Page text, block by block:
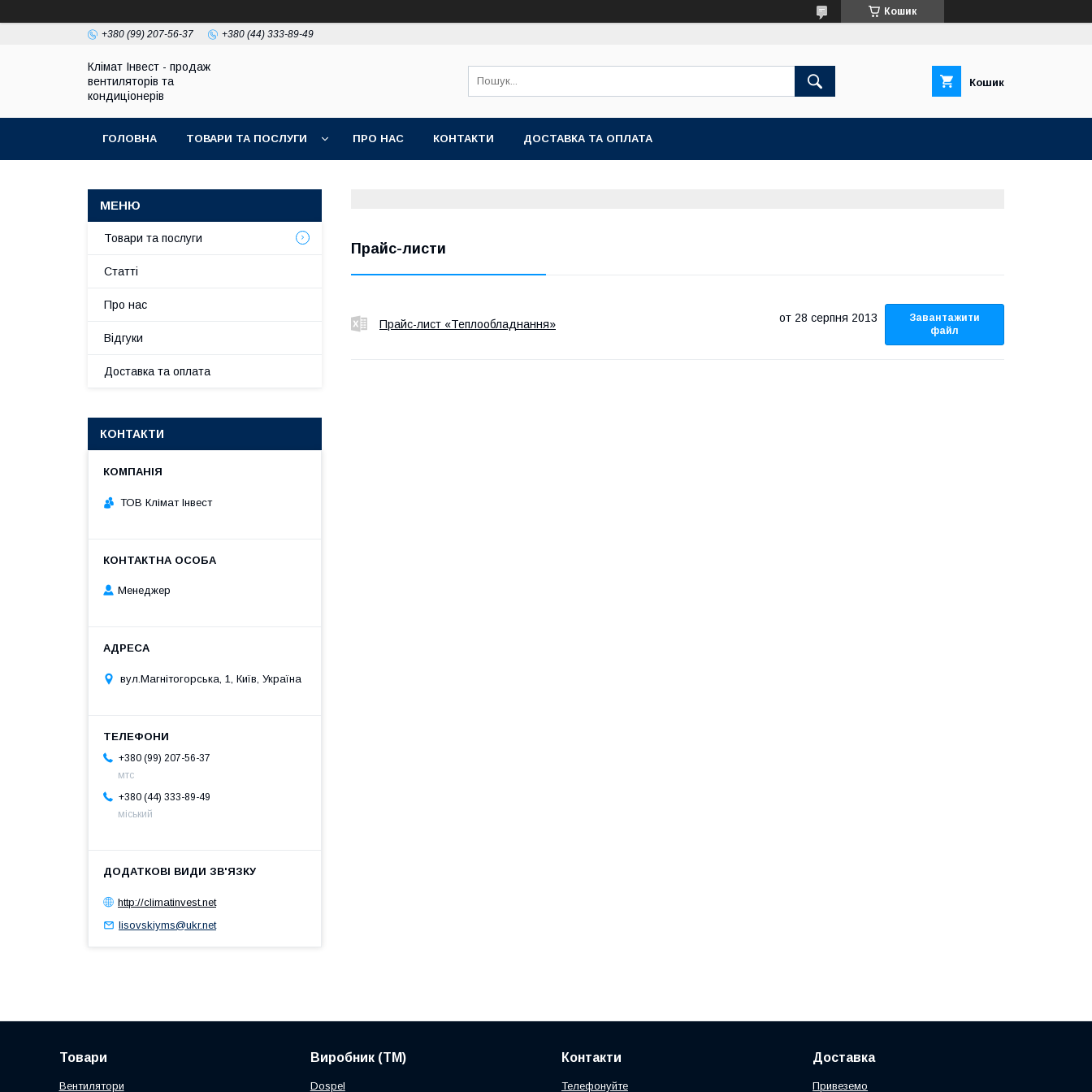
Кошик
+380 (99) 207-56-37 +380 (44) 333-89-49
Клімат Інвест - продаж
вентиляторів та
кондиціонерів
Кошик
ГОЛОВНА ТОВАРИ ТА ПОСЛУГИ ПРО НАС КОНТАКТИ ДОСТАВКА ТА ОПЛАТА
Прайс-листи
Прайс-лист «Теплообладнання» 28 серпня 2013
Завантажити
файл
Товари та послуги
Статті
Про нас
Відгуки
Доставка та оплата
КОНТАКТИ
ТОВ Клімат Інвест
Менеджер
вул.Магнітогорська, 1, Київ, Україна
+380 (99) 207-56-37
мтс
+380 (44) 333-89-49
міський
http://climatinvest.net
lisovskiyms@ukr.net
Товари
Вентилятори
Виробник (ТМ)
Dospel
Контакти
Телефонуйте
Доставка
Привеземо